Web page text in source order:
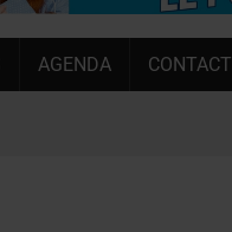
AGENDA CONTACT